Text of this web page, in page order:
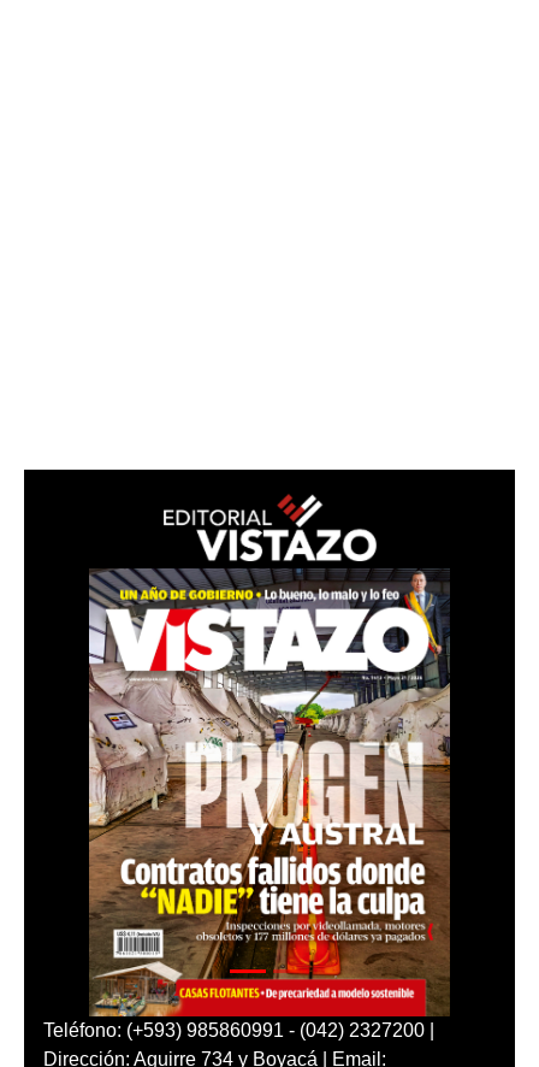
Teléfono: (+593) 985860991 - (042) 2327200 |
Dirección: Aguirre 734 y Boyacá | Email: